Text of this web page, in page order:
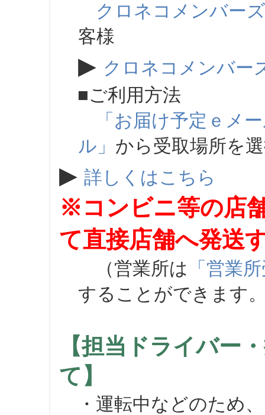
クロネコメンバーズ
客様
▶ クロネコメンバー
■ご利用方法
「お届け予定ｅメ
ル」 から受取場所を
▶ 詳しくはこちら
※コンビニ等の店
て直接店舗へ発送
（営業所は 「営業
することができます
【担当ドライバー
て】
・運転中などのため